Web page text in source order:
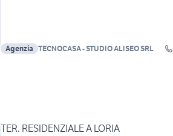
Agenzia TECNOCASA - STUDIO ALISEO SRL
TER. RESIDENZIALE A LORIA